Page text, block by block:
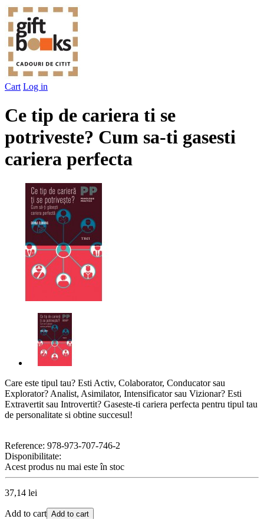
Cart Log in
Ce tip de cariera ti se
potriveste? Cum sa-ti gasesti
cariera perfecta
Care este tipul tau? Esti Activ, Colaborator, Conducator sau
Explorator? Analist, Asimilator, Intensificator sau Vizionar? Esti
Extravertit sau Introvertit? Gaseste-ti cariera perfecta pentru tipul tau
de personalitate si obtine succesul!
Reference: 978-973-707-746-2
Disponibilitate:
Acest produs nu mai este în stoc
37,14 lei
Add to cart Add to cart